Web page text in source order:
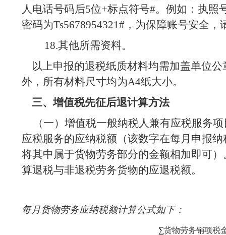
人电话号码后5位+标点符号#。例如：执照
密码为Ts5678954321#，为保障账号安全，
18.其他所需资料。
以上申报的退税纸质材料均需加盖单位
外，所有材料尺寸均为A4纸大小。
三、增值税先征后退计算方法
（一）增值税一般纳税人兼有应税服务
应税服务的应纳税额（该数字在每月申报
将其中属于货物劳务部分的金额相加即可
算退税与非退税劳务货物的应退税额。
每月货物劳务应纳税额计算公式如下：
∑货物劳务销项税